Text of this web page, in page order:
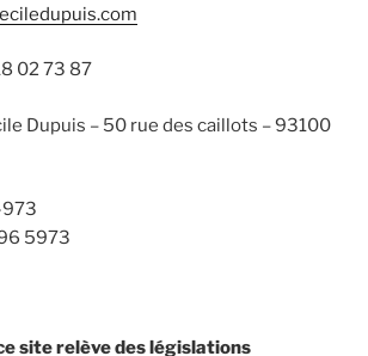
02 73 87
Dupuis – 50 rue des caillots – 93100
5973
site relève des législations